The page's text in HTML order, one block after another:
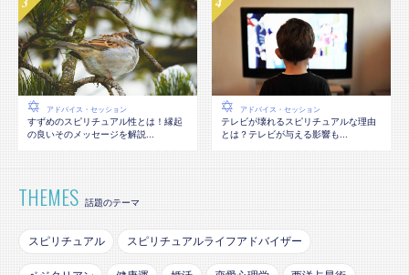
アドバイス・セッション
すずめのスピリチュアル性とは！縁起
の良いそのメッセージを解説...
アドバイス・セッション
テレビが壊れるスピリチュアルな理由
とは？テレビが与える影響も...
THEMES 話題のテーマ
スピリチュアル スピリチュアルライフアドバイザー